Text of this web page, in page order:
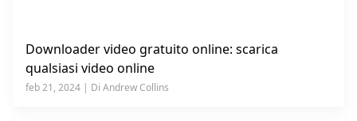
Downloader video gratuito online: scarica
qualsiasi video online
feb 21, 2024 | Di Andrew Collins